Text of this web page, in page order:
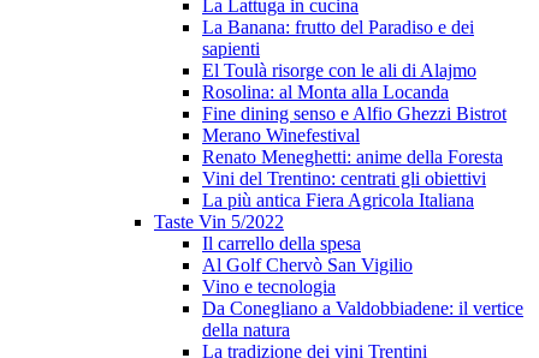
La Lattuga in cucina
La Banana: frutto del Paradiso e dei
sapienti
El Toulà risorge con le ali di Alajmo
Rosolina: al Monta alla Locanda
Fine dining senso e Alfio Ghezzi Bistrot
Merano Winefestival
Renato Meneghetti: anime della Foresta
Vini del Trentino: centrati gli obiettivi
La più antica Fiera Agricola Italiana
Taste Vin 5/2022
Il carrello della spesa
Al Golf Chervò San Vigilio
Vino e tecnologia
Da Conegliano a Valdobbiadene: il vertice
della natura
La tradizione dei vini Trentini